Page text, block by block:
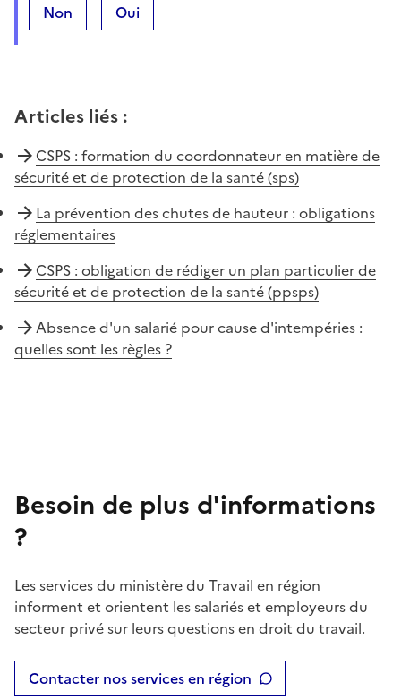
Non Oui
Articles liés :
CSPS : formation du coordonnateur en matière de
sécurité et de protection de la santé (sps)
La prévention des chutes de hauteur : obligations
réglementaires
CSPS : obligation de rédiger un plan particulier de
sécurité et de protection de la santé (ppsps)
Absence d'un salarié pour cause d'intempéries :
quelles sont les règles ?
Besoin de plus d'informations
?
Les services du ministère du Travail en région
informent et orientent les salariés et employeurs du
secteur privé sur leurs questions en droit du travail.
Contacter nos services en région